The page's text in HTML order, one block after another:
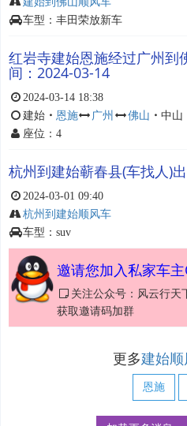
车型：丰田荣放新车
红岩寺建始恩施经过广州到
间：2024-03-14
2024-03-14 18:38
建始・ 恩施 广州 佛山 ・ 中山
座位：4
杭州到建始蕲春县(车找人)
2024-03-01 09:40
杭州到建始顺风车
车型：suv
邀请您加入私家车主
关注公众号：风云行天
获取邀请码加群
更多建始
恩施